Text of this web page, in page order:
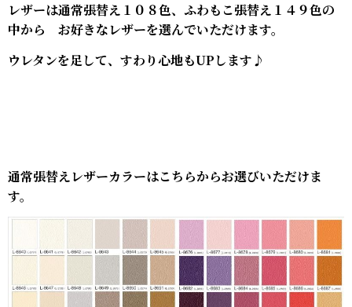
レザーは通常張替え１０８色、ふわもこ張替え１４９色の
中から お好きなレザーを選んでいただけます。
ウレタンを足して、すわり心地もUPします♪
通常張替えレザーカラーはこちらからお選びいただけま
す。